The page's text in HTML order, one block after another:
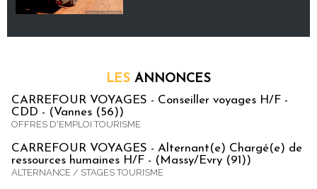
LES ANNONCES
CARREFOUR VOYAGES - Conseiller voyages H/F -
CDD - (Vannes (56))
OFFRES D'EMPLOI TOURISME
CARREFOUR VOYAGES - Alternant(e) Chargé(e) de
ressources humaines H/F - (Massy/Evry (91))
ALTERNANCE / STAGES TOURISME